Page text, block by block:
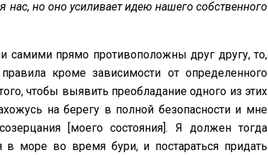
нас, но оно усиливает идею нашего собственного
самими прямо противоположны друг другу, то,
кроме зависимости от определенного
чтобы выявить преобладание одного из этих
на берегу в полной безопасности и мне
[моего состояния]. Я должен тогда
в море во время бури, и постараться придать